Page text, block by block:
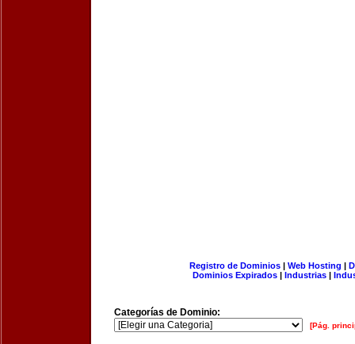
Registro de Dominios| Web Hosting |
Dominios Expirados | Industrias |
Categorías de Dominio:
[Pág.